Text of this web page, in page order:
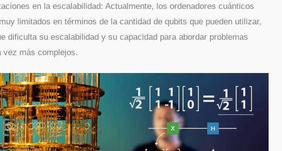
en la escalabilidad: Actualmente, los ordenadores cuánticos
limitados en términos de la cantidad de qubits que pueden utilizar,
dificulta su escalabilidad y su capacidad para abordar problemas
vez más complejos.